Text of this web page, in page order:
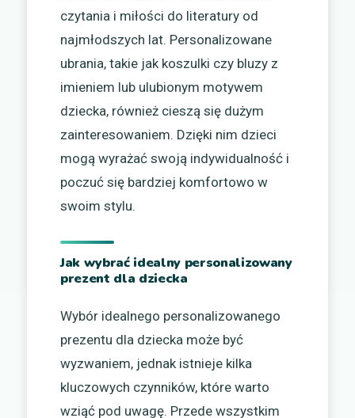
czytania i miłości do literatury od
najmłodszych lat. Personalizowane
ubrania, takie jak koszulki czy bluzy z
imieniem lub ulubionym motywem
dziecka, również cieszą się dużym
zainteresowaniem. Dzięki nim dzieci
mogą wyrażać swoją indywidualność i
poczuć się bardziej komfortowo w
swoim stylu.
Jak wybrać idealny personalizowany
prezent dla dziecka
Wybór idealnego personalizowanego
prezentu dla dziecka może być
wyzwaniem, jednak istnieje kilka
kluczowych czynników, które warto
wziąć pod uwagę. Przede wszystkim